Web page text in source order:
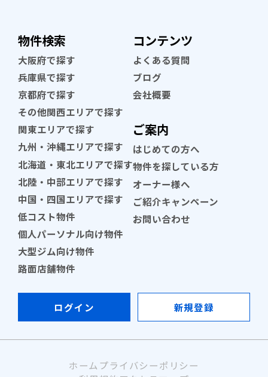
物件検索
大阪府で探す
兵庫県で探す
京都府で探す
その他関西エリアで探す
関東エリアで探す
九州・沖縄エリアで探す
北海道・東北エリアで探す
北陸・中部エリアで探す
中国・四国エリアで探す
低コスト物件
個人パーソナル向け物件
大型ジム向け物件
路面店舗物件
コンテンツ
よくある質問
ブログ
会社概要
ご案内
はじめての方へ
物件を探している方
オーナー様へ
ご紹介キャンペーン
お問い合わせ
ログイン 新規登録
ホーム プライバシーポリシー